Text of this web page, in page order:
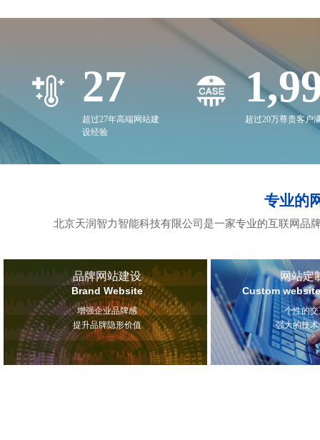
27
超过27年高端网站建
设经验
超过20万尊贵客户
专业的
北京天润智力智能科技有限公司是一家专业的互联网品
品牌网站建设
Brand Website
增强企业品牌感
提升品牌隐形价值
网站定
Custom
个性的
强大的技